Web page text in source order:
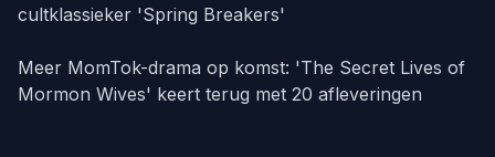
cultklassieker 'Spring Breakers'
Meer MomTok-drama op komst: 'The Secret Lives of
Mormon Wives' keert terug met 20 afleveringen